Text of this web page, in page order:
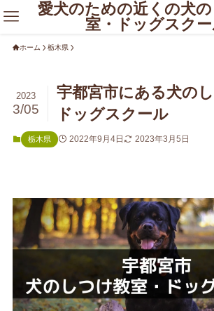
愛犬のための近くの犬
室・ドッグスク
ホーム 栃木県
宇都宮市にある犬の
ドッグスクール
2023
3/05
栃木県 2022年9月4日 2023年3月5日